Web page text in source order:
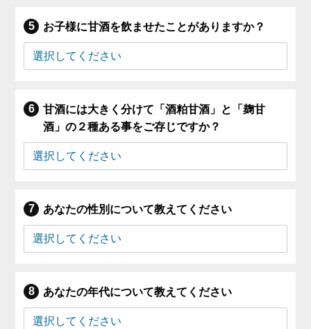
お子様に甘酒を飲ませたことがありますか？
甘酒には大きく分けて「酒粕甘酒」と「麹甘
酒」の２種ある事をご存じですか？
あなたの性別について教えてください
あなたの年代について教えてください